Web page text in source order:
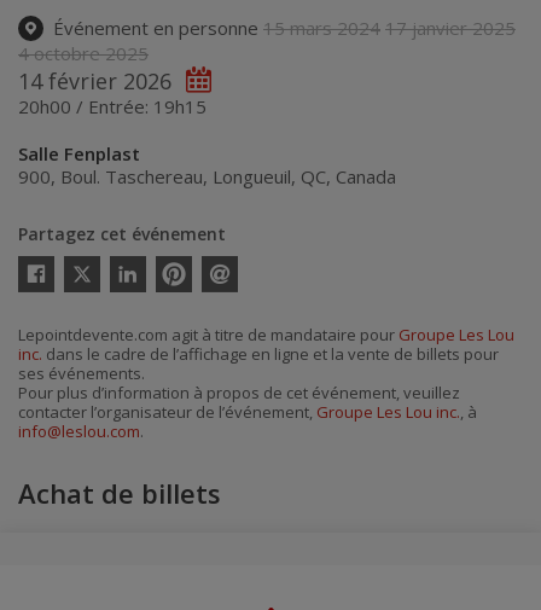
Événement en personne 15 mars 2024 17 janvier 2025
4 octobre 2025
14 février 2026
20h00 / Entrée: 19h15
Salle Fenplast
900, Boul. Taschereau, Longueuil, QC, Canada
Partagez cet événement
Twitter
courriel
Lepointdevente.com agit à titre de mandataire pour Groupe Les Lou
inc. dans le cadre de l’affichage en ligne et la vente de billets pour
ses événements.
Pour plus d’information à propos de cet événement, veuillez
contacter l’organisateur de l’événement, Groupe Les Lou inc., à
info@leslou.com.
Achat de billets